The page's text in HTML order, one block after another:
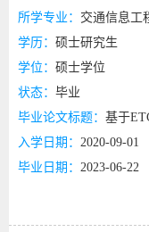
所学专业： 交通信息工
学历： 硕士研究生
学位： 硕士学位
状态： 毕业
毕业论文标题： 基于
入学日期： 2020-09-01
毕业日期： 2023-06-22